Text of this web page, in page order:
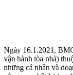
Ngày 16.1.2021,
vận hành tòa nhà)
những cá nhân và